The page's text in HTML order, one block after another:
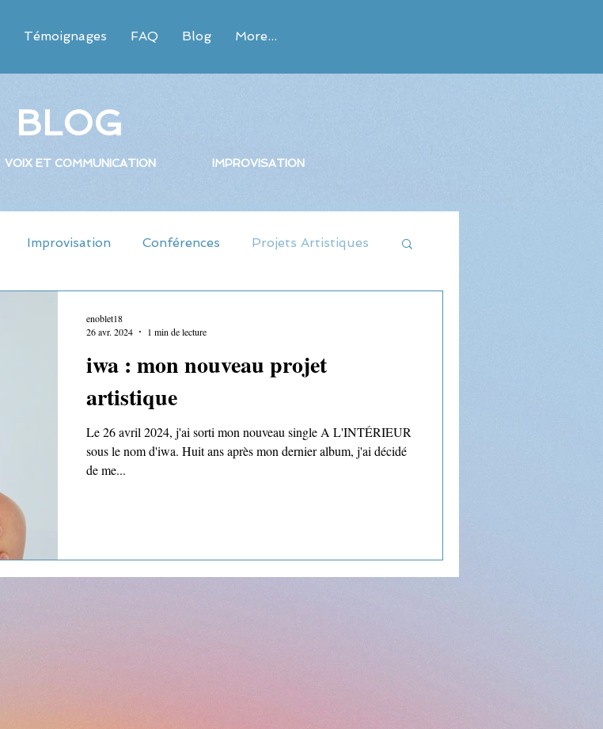
Témoignages FAQ Blog More...
BLOG
VOIX ET COMMUNICATION IMPROVISATION
Improvisation Conférences Projets Artistiques
iwa : mon nouveau projet
artistique
Le 26 avril 2024, j'ai sorti mon nouveau single A L'INTÉRIEUR
sous le nom d'iwa. Huit ans après mon dernier album, j'ai décidé
de me...
enoblet18
26 avr. 2024
1 min de lecture